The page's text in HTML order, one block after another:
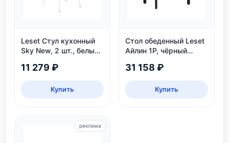
Leset Стул кухонный
Sky New, 2 шт., белый/
11 279 ₽
Купить
Стол обеденный Leset
Айлин 1Р, чёрный
31 158 ₽
Купить
реклама